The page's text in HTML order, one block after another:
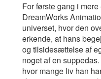
For første gang i
DreamWorks
universet, hvor den
erkende, at hans
og tilsidesættelse af
noget af en
hvor mange liv han